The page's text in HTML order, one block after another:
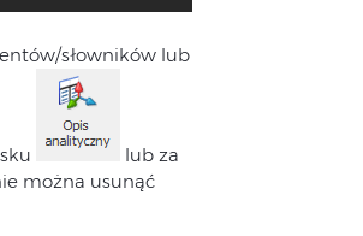
słowników lub
lub za
można usunąć